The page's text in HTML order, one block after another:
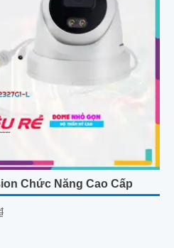
Chức Năng Cao Cấp